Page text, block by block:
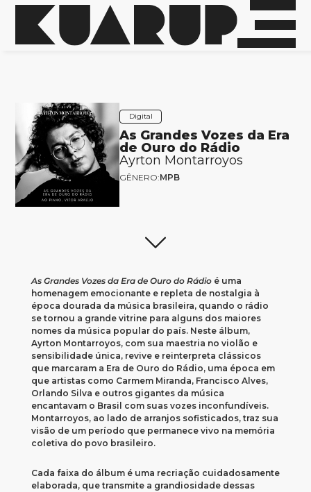
Digital
As Grandes Vozes da Era
de Ouro do Rádio
Ayrton Montarroyos
GÊNERO:MPB
As Grandes Vozes da Era de Ouro do Rádioé uma
homenagem emocionante e repleta de nostalgia à
época dourada da música brasileira, quando o rádio
se tornou a grande vitrine para alguns dos maiores
nomes da música popular do país. Neste álbum,
Ayrton Montarroyos, com sua maestria no violão e
sensibilidade única, revive e reinterpreta clássicos
que marcaram a Era de Ouro do Rádio, uma época em
que artistas como Carmem Miranda, Francisco Alves,
Orlando Silva e outros gigantes da música
encantavam o Brasil com suas vozes inconfundíveis.
Montarroyos, ao lado de arranjos sofisticados, traz sua
visão de um período que permanece vivo na memória
coletiva do povo brasileiro.
Cada faixa do álbum é uma recriação cuidadosamente
elaborada, que transmite a grandiosidade dessas